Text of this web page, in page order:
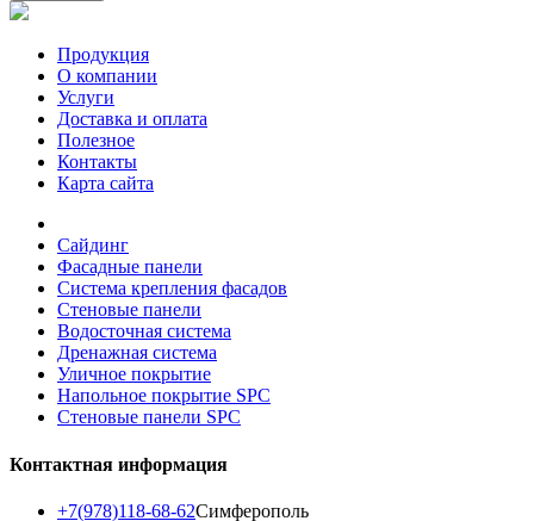
Продукция
О компании
Услуги
Доставка и оплата
Полезное
Контакты
Карта сайта
Сайдинг
Фасадные панели
Система крепления фасадов
Стеновые панели
Водосточная система
Дренажная система
Уличное покрытие
Напольное покрытие SPC
Стеновые панели SPC
Контактная информация
+7(978)118-68-62Симферополь